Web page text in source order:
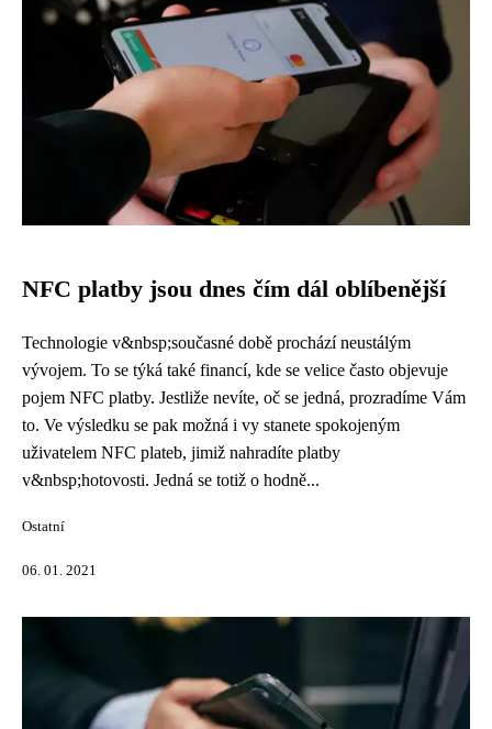
NFC platby jsou dnes čím dál oblíbenější
Technologie v&nbsp;současné době prochází neustálým
vývojem. To se týká také financí, kde se velice často objevuje
pojem NFC platby. Jestliže nevíte, oč se jedná, prozradíme Vám
to. Ve výsledku se pak možná i vy stanete spokojeným
uživatelem NFC plateb, jimiž nahradíte platby
v&nbsp;hotovosti. Jedná se totiž o hodně...
Ostatní
06. 01. 2021